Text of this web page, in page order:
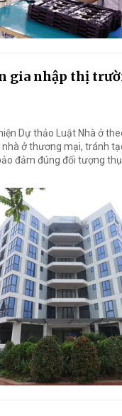
gia nhập thị
Dự thảo Luật Nhà ở
ở thương mại, tránh
đảm đúng đối tượng